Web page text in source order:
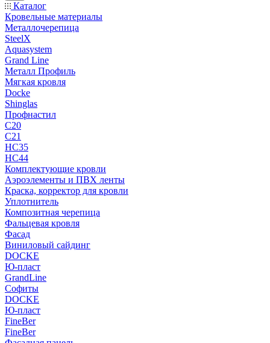
Каталог
Кровельные материалы
Металлочерепица
SteelX
Aquasystem
Grand Line
Металл Профиль
Мягкая кровля
Docke
Shinglas
Профнастил
C20
C21
НС35
НС44
Комплектующие кровли
Аэроэлементы и ПВХ ленты
Краска, корректор для кровли
Уплотнитель
Композитная черепица
Фальцевая кровля
Фасад
Виниловый сайдинг
DOCKE
Ю-пласт
GrandLine
Софиты
DOCKE
Ю-пласт
FineBer
FineBer